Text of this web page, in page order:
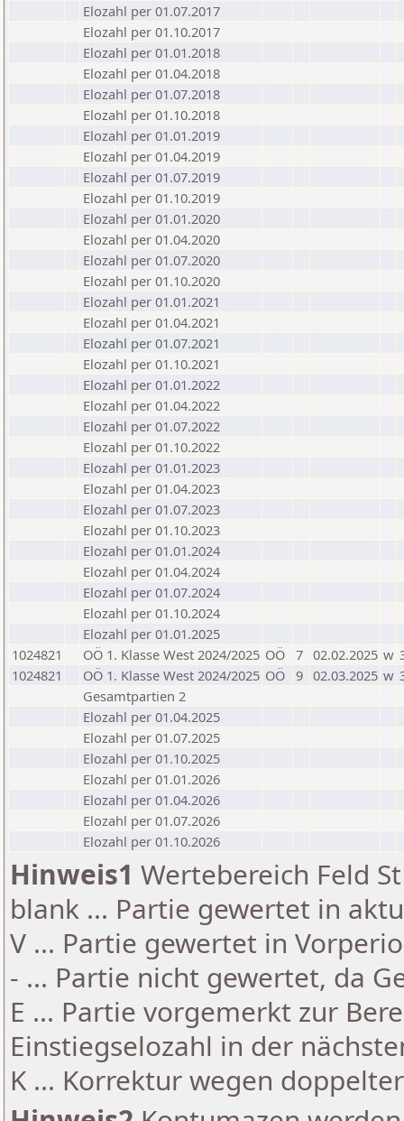
Elozahl per 01.07.2017
Elozahl per 01.10.2017
Elozahl per 01.01.2018
Elozahl per 01.04.2018
Elozahl per 01.07.2018
Elozahl per 01.10.2018
Elozahl per 01.01.2019
Elozahl per 01.04.2019
Elozahl per 01.07.2019
Elozahl per 01.10.2019
Elozahl per 01.01.2020
Elozahl per 01.04.2020
Elozahl per 01.07.2020
Elozahl per 01.10.2020
Elozahl per 01.01.2021
Elozahl per 01.04.2021
Elozahl per 01.07.2021
Elozahl per 01.10.2021
Elozahl per 01.01.2022
Elozahl per 01.04.2022
Elozahl per 01.07.2022
Elozahl per 01.10.2022
Elozahl per 01.01.2023
Elozahl per 01.04.2023
Elozahl per 01.07.2023
Elozahl per 01.10.2023
Elozahl per 01.01.2024
Elozahl per 01.04.2024
Elozahl per 01.07.2024
Elozahl per 01.10.2024
Elozahl per 01.01.2025
1024821
OÖ 1. Klasse West 2024/2025 OÖ 7 02.02.2025 w
1024821
OÖ 1. Klasse West 2024/2025 OÖ 9 02.03.2025 w
Gesamtpartien 2
Elozahl per 01.04.2025
Elozahl per 01.07.2025
Elozahl per 01.10.2025
Elozahl per 01.01.2026
Elozahl per 01.04.2026
Elozahl per 01.07.2026
Elozahl per 01.10.2026
Hinweis1 Wertebereich Feld
blank ... Partie gewertet in
V ... Partie gewertet in
- ... Partie nicht gewertet, da
E ... Partie vorgemerkt zur
Einstiegselozahl in der
K ... Korrektur wegen